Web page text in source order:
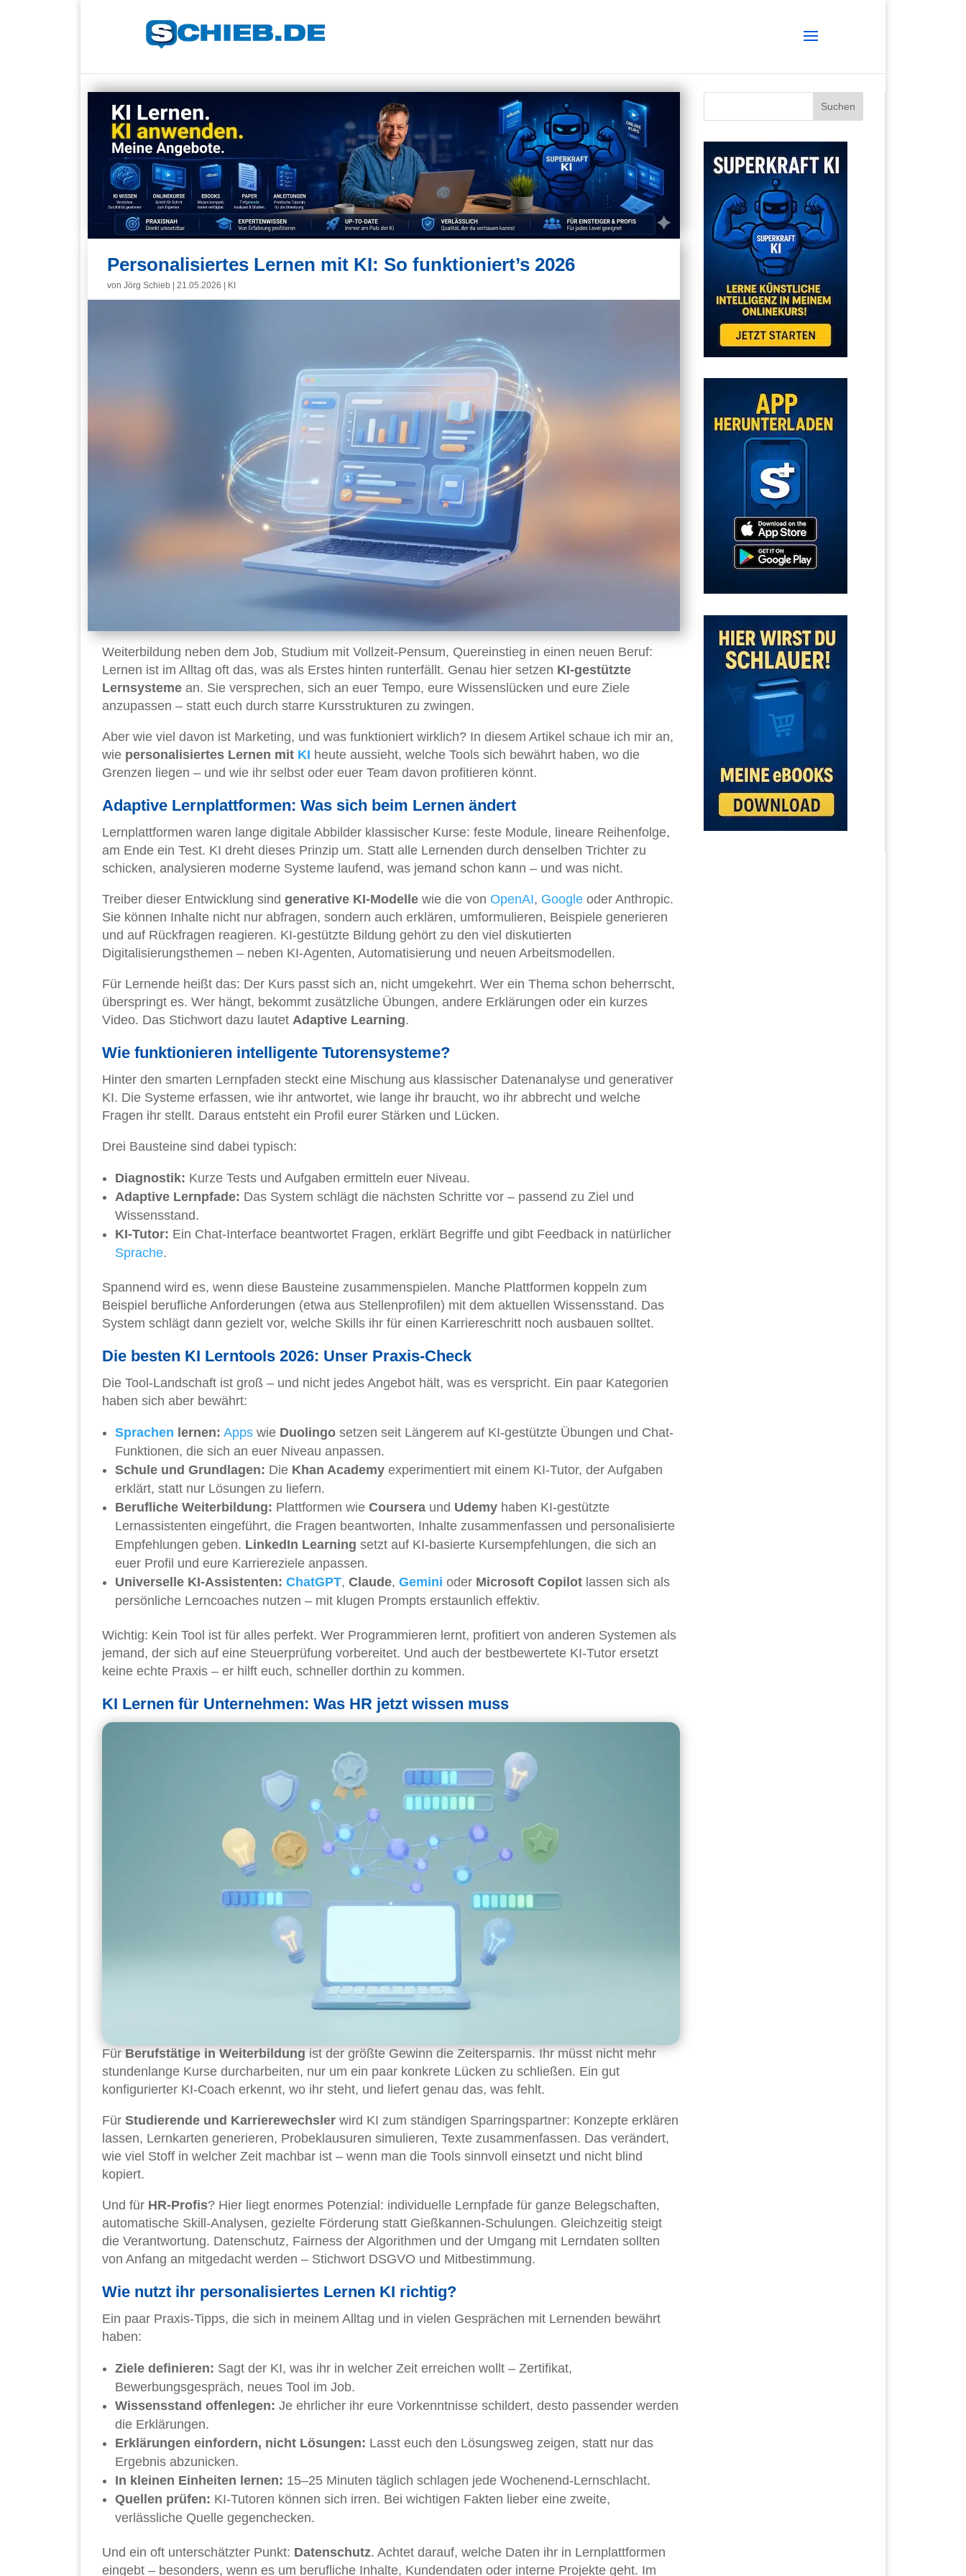
Personalisiertes Lernen mit KI: So funktioniert’s 2026
von Jörg Schieb 21.05.2026 KI
Weiterbildung neben dem Job, Studium mit Vollzeit-Pensum, Quereinstieg in einen neuen Beruf:
Lernen ist im Alltag oft das, was als Erstes hinten runterfällt. Genau hier setzen KI-gestützte
Lernsysteme an. Sie versprechen, sich an euer Tempo, eure Wissenslücken und eure Ziele
anzupassen – statt euch durch starre Kursstrukturen zu zwingen.
Aber wie viel davon ist Marketing, und was funktioniert wirklich? In diesem Artikel schaue ich mir an,
wie personalisiertes Lernen mit KI heute aussieht, welche Tools sich bewährt haben, wo die
Grenzen liegen – und wie ihr selbst oder euer Team davon profitieren könnt.
Adaptive Lernplattformen: Was sich beim Lernen ändert
Lernplattformen waren lange digitale Abbilder klassischer Kurse: feste Module, lineare Reihenfolge,
am Ende ein Test. KI dreht dieses Prinzip um. Statt alle Lernenden durch denselben Trichter zu
schicken, analysieren moderne Systeme laufend, was jemand schon kann – und was nicht.
Treiber dieser Entwicklung sind generative KI-Modelle wie die von OpenAI, Google oder Anthropic.
Sie können Inhalte nicht nur abfragen, sondern auch erklären, umformulieren, Beispiele generieren
und auf Rückfragen reagieren. KI-gestützte Bildung gehört zu den viel diskutierten
Digitalisierungsthemen – neben KI-Agenten, Automatisierung und neuen Arbeitsmodellen.
Für Lernende heißt das: Der Kurs passt sich an, nicht umgekehrt. Wer ein Thema schon beherrscht,
überspringt es. Wer hängt, bekommt zusätzliche Übungen, andere Erklärungen oder ein kurzes
Video. Das Stichwort dazu lautet Adaptive Learning.
Wie funktionieren intelligente Tutorensysteme?
Hinter den smarten Lernpfaden steckt eine Mischung aus klassischer Datenanalyse und generativer
KI. Die Systeme erfassen, wie ihr antwortet, wie lange ihr braucht, wo ihr abbrecht und welche
Fragen ihr stellt. Daraus entsteht ein Profil eurer Stärken und Lücken.
Drei Bausteine sind dabei typisch:
Diagnostik: Kurze Tests und Aufgaben ermitteln euer Niveau.
Adaptive Lernpfade: Das System schlägt die nächsten Schritte vor – passend zu Ziel und
Wissensstand.
KI-Tutor: Ein Chat-Interface beantwortet Fragen, erklärt Begriffe und gibt Feedback in natürlicher
Sprache.
Spannend wird es, wenn diese Bausteine zusammenspielen. Manche Plattformen koppeln zum
Beispiel berufliche Anforderungen (etwa aus Stellenprofilen) mit dem aktuellen Wissensstand. Das
System schlägt dann gezielt vor, welche Skills ihr für einen Karriereschritt noch ausbauen solltet.
Die besten KI Lerntools 2026: Unser Praxis-Check
Die Tool-Landschaft ist groß – und nicht jedes Angebot hält, was es verspricht. Ein paar Kategorien
haben sich aber bewährt:
Sprachen lernen: Apps wie Duolingo setzen seit Längerem auf KI-gestützte Übungen und Chat-
Funktionen, die sich an euer Niveau anpassen.
Schule und Grundlagen: Die Khan Academy experimentiert mit einem KI-Tutor, der Aufgaben
erklärt, statt nur Lösungen zu liefern.
Berufliche Weiterbildung: Plattformen wie Coursera und Udemy haben KI-gestützte
Lernassistenten eingeführt, die Fragen beantworten, Inhalte zusammenfassen und personalisierte
Empfehlungen geben. LinkedIn Learning setzt auf KI-basierte Kursempfehlungen, die sich an
euer Profil und eure Karriereziele anpassen.
Universelle KI-Assistenten: ChatGPT, Claude, Gemini oder Microsoft Copilot lassen sich als
persönliche Lerncoaches nutzen – mit klugen Prompts erstaunlich effektiv.
Wichtig: Kein Tool ist für alles perfekt. Wer Programmieren lernt, profitiert von anderen Systemen als
jemand, der sich auf eine Steuerprüfung vorbereitet. Und auch der bestbewertete KI-Tutor ersetzt
keine echte Praxis – er hilft euch, schneller dorthin zu kommen.
KI Lernen für Unternehmen: Was HR jetzt wissen muss
FürBerufstätige in Weiterbildungist der größte Gewinn die Zeitersparnis. Ihr müsst nicht mehr
stundenlange Kurse durcharbeiten, nur um ein paar konkrete Lücken zu schließen. Ein gut
konfigurierter KI-Coach erkennt, wo ihr steht, und liefert genau das, was fehlt.
Für Studierende und Karrierewechsler wird KI zum ständigen Sparringspartner: Konzepte erklären
lassen, Lernkarten generieren, Probeklausuren simulieren, Texte zusammenfassen. Das verändert,
wie viel Stoff in welcher Zeit machbar ist – wenn man die Tools sinnvoll einsetzt und nicht blind
kopiert.
Und für HR-Profis? Hier liegt enormes Potenzial: individuelle Lernpfade für ganze Belegschaften,
automatische Skill-Analysen, gezielte Förderung statt Gießkannen-Schulungen. Gleichzeitig steigt
die Verantwortung. Datenschutz, Fairness der Algorithmen und der Umgang mit Lerndaten sollten
von Anfang an mitgedacht werden – Stichwort DSGVO und Mitbestimmung.
Wie nutzt ihr personalisiertes Lernen KI richtig?
Ein paar Praxis-Tipps, die sich in meinem Alltag und in vielen Gesprächen mit Lernenden bewährt
haben:
Ziele definieren: Sagt der KI, was ihr in welcher Zeit erreichen wollt – Zertifikat,
Bewerbungsgespräch, neues Tool im Job.
Wissensstand offenlegen: Je ehrlicher ihr eure Vorkenntnisse schildert, desto passender werden
die Erklärungen.
Erklärungen einfordern, nicht Lösungen: Lasst euch den Lösungsweg zeigen, statt nur das
Ergebnis abzunicken.
In kleinen Einheiten lernen: 15–25 Minuten täglich schlagen jede Wochenend-Lernschlacht.
Quellen prüfen: KI-Tutoren können sich irren. Bei wichtigen Fakten lieber eine zweite,
verlässliche Quelle gegenchecken.
Und ein oft unterschätzter Punkt: Datenschutz. Achtet darauf, welche Daten ihr in Lernplattformen
eingebt – besonders, wenn es um berufliche Inhalte, Kundendaten oder interne Projekte geht. Im